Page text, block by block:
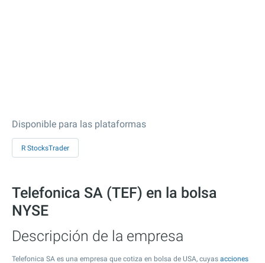
Disponible para las plataformas
R StocksTrader
Telefonica SA (TEF) en la bolsa
NYSE
Descripción de la empresa
Telefonica SA es una empresa que cotiza en bolsa de USA, cuyas acciones